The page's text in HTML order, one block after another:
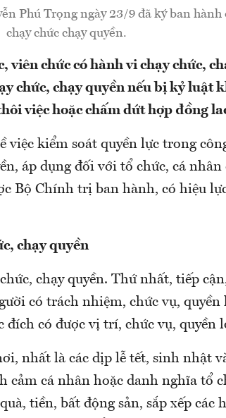
Phú Trọng ngày 23/9 đã ký ban hành
chạy chức chạy quyền.
viên chức có hành vi chạy chức,
chức, chạy quyền nếu bị kỷ luật
việc hoặc chấm dứt hợp đồng
kiểm soát quyền lực trong
áp dụng đối với tổ chức, cá
Bộ Chính trị ban hành, có hiệu
chạy quyền
chạy quyền. Thứ nhất, tiếp
có trách nhiệm, chức vụ, quyền
có được vị trí, chức vụ, quyền
nhất là các dịp lễ tết, sinh nhật
cảm cá nhân hoặc danh nghĩa tổ
tiền, bất động sản, sắp xếp các